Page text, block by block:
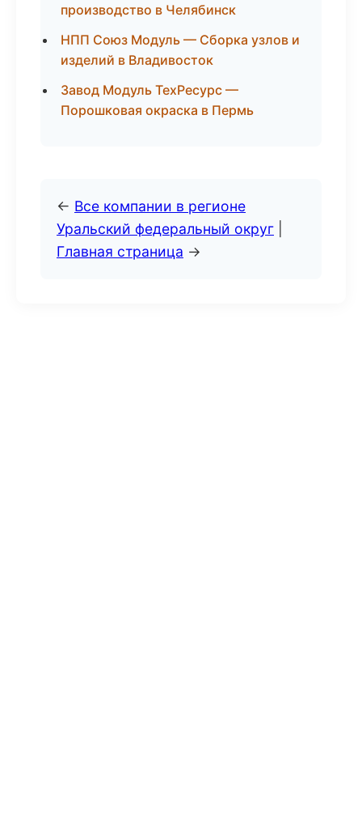
производство в Челябинск
НПП Союз Модуль — Сборка узлов и
изделий в Владивосток
Завод Модуль ТехРесурс —
Порошковая окраска в Пермь
← Все компании в регионе
Уральский федеральный округ
Главная страница →